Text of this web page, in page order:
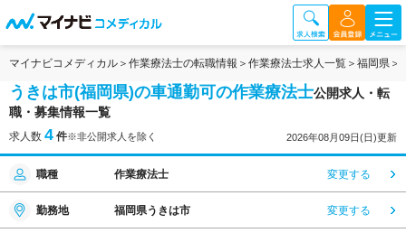
マイナビコメディカル 作業療法士の転職情報 作業療法士求人一覧 福岡県
うきは市(福岡県)の車通勤可の作業療法士公開求人・転
職・募集情報一覧
求人数 4 件※非公開求人を除く 2026年08月09日(日)更新
職種 作業療法士 変更する
勤務地 福岡県うきは市 変更する